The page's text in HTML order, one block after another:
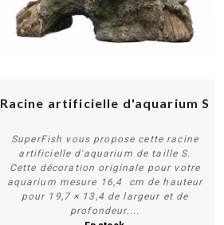
Acheter
Racine artificielle d'aquarium S
SuperFish vous propose cette racine
artificielle d'aquarium de taille S.
Cette décoration originale pour votre
aquarium mesure 16,4 cm de hauteur
pour 19,7 × 13,4 de largeur et de
profondeur....